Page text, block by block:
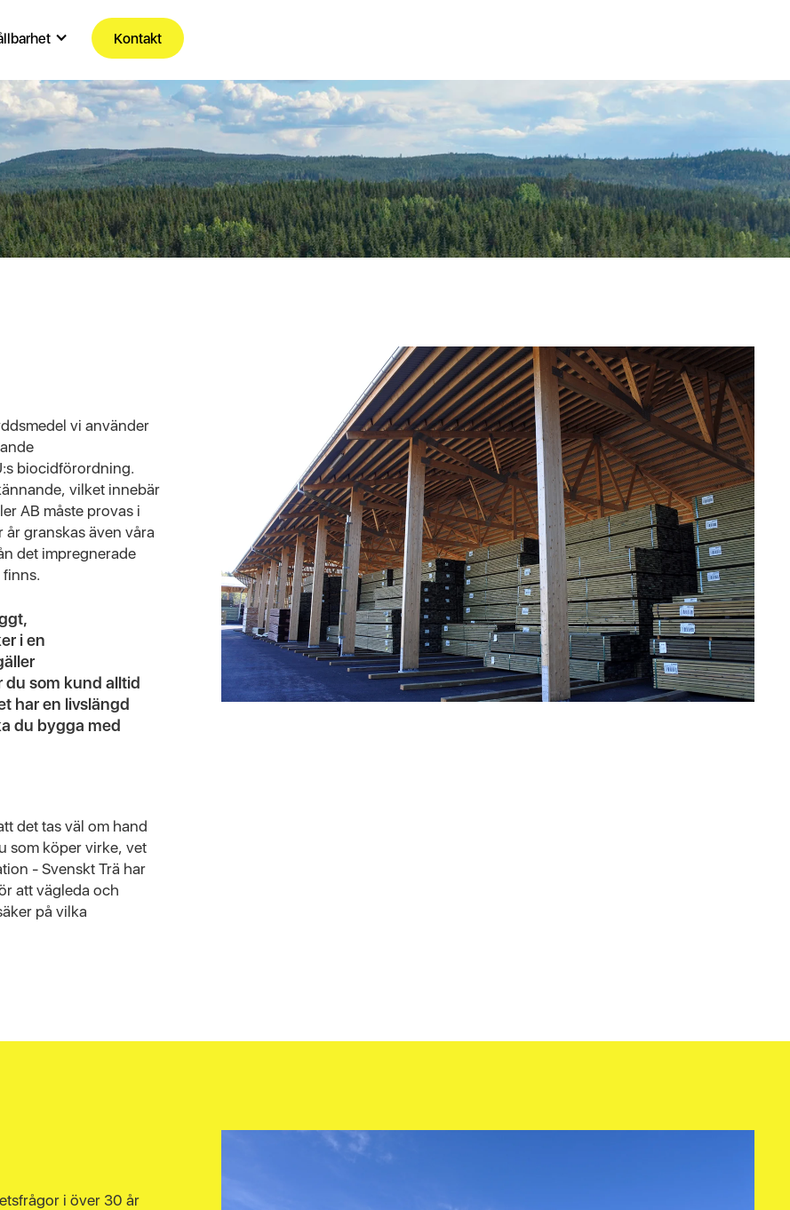
Kontakt
vi använder
biocidförordning.
vilket innebär
AB måste provas i
granskas även våra
det impregnerade
i en
du som kund alltid
har en livslängd
du bygga med
det tas väl om hand
som köper virke, vet
- Svenskt Trä har
att vägleda och
på vilka
i över 30 år